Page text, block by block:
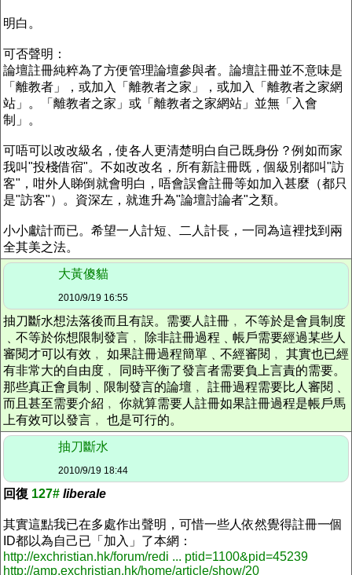
明白。
可否聲明：
論壇註冊純粹為了方便管理論壇參與者。論壇註冊並不意味是
「離教者」，或加入「離教者之家」，或加入「離教者之家網
站」。「離教者之家」或「離教者之家網站」並無「入會
制」。
可唔可以改改級名，使各人更清楚明白自己既身份？例如而家
我叫"投棧借宿"。不如改改名，所有新註冊既，個級別都叫"訪
客"，咁外人睇倒就會明白，唔會誤會註冊等如加入甚麼（都只
是"訪客"）。資深左，就進升為"論壇討論者"之類。
小小獻計而已。希望一人計短、二人計長，一同為這裡找到兩
全其美之法。
大黃傻貓
2010/9/19 16:55
抽刀斷水想法落後而且有誤。需要人註冊﹐ 不等於是會員制度
﹑不等於你想限制發言﹐ 除非註冊過程﹑帳戶需要經過某些人
審閱才可以有效﹐ 如果註冊過程簡單﹑不經審閱﹐ 其實也已經
有非常大的自由度﹐ 同時平衡了發言者需要負上言責的需要。
那些真正會員制﹑限制發言的論壇﹐ 註冊過程需要比人審閱﹑
而且甚至需要介紹﹐ 你就算需要人註冊如果註冊過程是帳戶馬
上有效可以發言﹐ 也是可行的。
抽刀斷水
2010/9/19 18:44
回復 127# liberale
其實這點我已在多處作出聲明，可惜一些人依然覺得註冊一個
ID都以為自己已「加入」了本網：
http://exchristian.hk/forum/redi ... ptid=1100&pid=45239
http://amp.exchristian.hk/home/article/show/20